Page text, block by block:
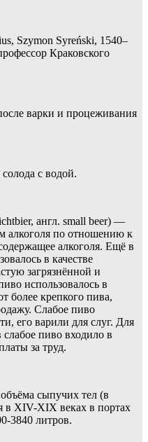
Szymon Syreński, 1540–
Краковского
варки и процеживания
с водой.
англ. small beer) —
алкоголя по отношению к
алкоголя. Ещё в
в качестве
загрязнённой и
использовалось в
более крепкого пива,
Слабое пиво
его варили для слуг. Для
пиво входило в
за труд.
сыпучих тел (в
в XIV-XIX веках в портах
3840 литров.